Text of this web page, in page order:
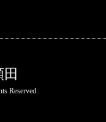
Reserved.